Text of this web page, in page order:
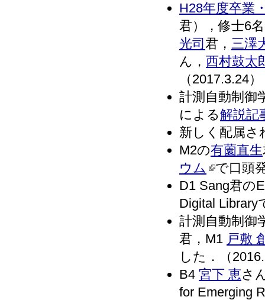
H28年度卒業
君），修士6
光司 君， 三澤
ん， 西村鼓太
（2017.3.24）
計測自動制御
による解説記
新しく配属さ
M2の有薗直生
ウム
で口頭
D1 Sang君の
Digital Library
計測自動制御
君，M1 戸敷
した．（
B4 宮下 恵さ
for Emerging